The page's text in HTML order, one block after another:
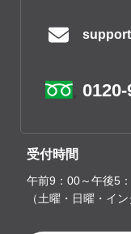
受付時間
午前9：00～午後5
（土曜・日曜・イ